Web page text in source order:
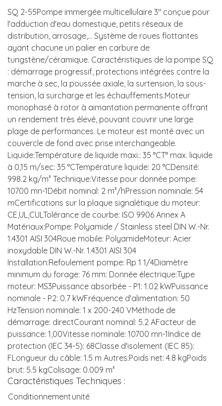
SQ 2-55Pompe immergée multicellulaire 3" conçue pour
l'adduction d'eau domestique, petits réseaux de
distribution, arrosage,... Système de roues flottantes
ayant chacune un palier en carbure de
tungstène/céramique. Caractéristiques de la pompe SQ
: démarrage progressif, protections intégrées contre la
marche à sec, la poussée axiale, la surtension, la sous-
tension, la surcharge et les échauffements.Moteur
monophasé à rotor à aimantation permanente offrant
un rendement très élevé, pouvant couvrir une large
plage de performances. Le moteur est monté avec un
couvercle de fond avec prise interchangeable.
Liquide:Température de liquide maxi.: 35 °CT° max. liquide
à 0,15 m/sec: 35 °CTempérature liquide: 20 °CDensité:
998.2 kg/m³ Technique:Vitesse pour donnée pompe:
10700 mn-1Débit nominal: 2 m³/hPression nominale: 54
mCertifications sur la plaque signalétique du moteur:
CE,UL,CULTolérance de courbe: ISO 9906 Annex A
Matériaux:Pompe: Polyamide / Stainless steel DIN W.-Nr.
1.4301 AISI 304Roue mobile: PolyamideMoteur: Acier
inoxydable DIN W.-Nr. 1.4301 AISI 304
Installation:Refoulement pompe: Rp 1 1/4Diamètre
minimum du forage: 76 mm: Donnée électrique:Type
moteur: MS3Puissance absorbée - P1: 1.02 kWPuissance
nominale - P2: 0.7 kWFréquence d'alimentation: 50
HzTension nominale: 1 x 200-240 VMéthode de
démarrage: directCourant nominal: 5.2 AFacteur de
puissance: 1,00Vitesse nominale: 10700 mn-1Indice de
protection (IEC 34-5): 68Classe d'isolement (IEC 85):
FLongueur du câble: 1.5 m Autres:Poids net: 4.8 kgPoids
brut: 5.5 kgColisage: 0.009 m³
Caractéristiques Techniques :
Conditionnement unité